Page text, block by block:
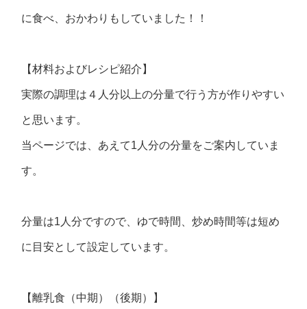
に食べ、おかわりもしていました！！
【材料およびレシピ紹介】
実際の調理は４人分以上の分量で行う方が作りやすい
と思います。
当ページでは、あえて1人分の分量をご案内していま
す。
分量は1人分ですので、ゆで時間、炒め時間等は短め
に目安として設定しています。
【離乳食（中期）（後期）】